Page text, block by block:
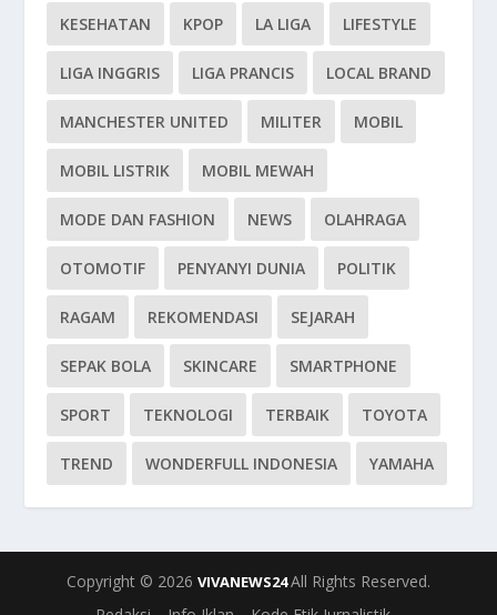
KESEHATAN KPOP LA LIGA LIFESTYLE
LIGA INGGRIS LIGA PRANCIS LOCAL BRAND
MANCHESTER UNITED MILITER MOBIL
MOBIL LISTRIK MOBIL MEWAH
MODE DAN FASHION NEWS OLAHRAGA
OTOMOTIF PENYANYI DUNIA POLITIK
RAGAM REKOMENDASI SEJARAH
SEPAK BOLA SKINCARE SMARTPHONE
SPORT TEKNOLOGI TERBAIK TOYOTA
TREND WONDERFULL INDONESIA YAMAHA
Copyright © 2026 VIVANEWS24All Rights Reserved.